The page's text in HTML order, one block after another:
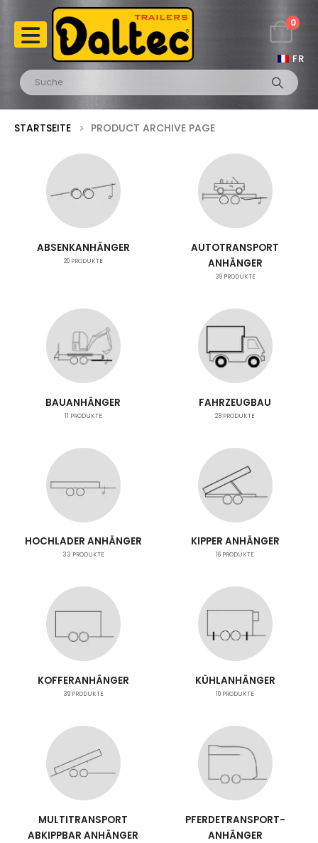
FR
0
STARTSEITE PRODUCT ARCHIVE PAGE
ABSENKANHÄNGER
20PRODUKTE
AUTOTRANSPORT
ANHÄNGER
39PRODUKTE
BAUANHÄNGER
11 PRODUKTE
FAHRZEUGBAU
28 PRODUKTE
HOCHLADER ANHÄNGER
33 PRODUKTE
KIPPER ANHÄNGER
16 PRODUKTE
KOFFERANHÄNGER
39PRODUKTE
KÜHLANHÄNGER
10 PRODUKTE
MULTITRANSPORT
ABKIPPBAR ANHÄNGER
PFERDETRANSPORT-
ANHÄNGER